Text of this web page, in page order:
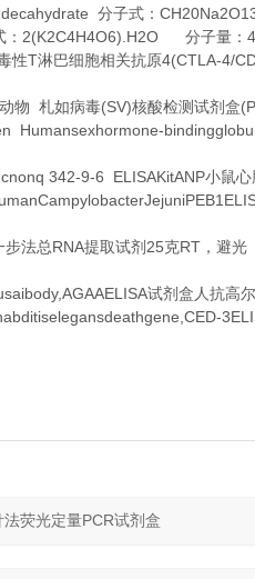
分子式：
2(K2C4H4O6).H2O 分子量：
性T淋巴细胞相关抗原4(CTLA-4/
物 札如病毒(SV)核酸检测试剂盒
Humansexhormone-
342-9-6 ELISAKitANP小鼠心
步法总RNA提取试剂 25克RT ，避光
试剂盒人抗高